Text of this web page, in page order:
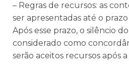
– Regras de recursos: as
ser apresentadas até o
Após esse prazo, o silêncio
considerado como
serão aceitos recursos após